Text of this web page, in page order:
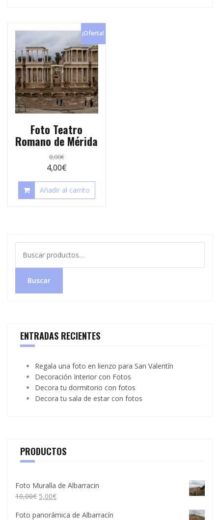
¡Oferta!
Foto Teatro
Romano de Mérida
8,00€
4,00€
Añadir al carrito
por:
Buscar
ENTRADAS RECIENTES
Regala una foto en lienzo para San Valentín
Decoración Interior con Fotos
Decora tu dormitorio con fotos
Decora tu sala de estar con fotos
PRODUCTOS
Foto Muralla de Albarracin
10,00€ 5,00€
Foto panorámica de Albarracín